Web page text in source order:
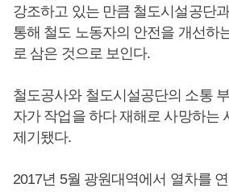
강조하고 있는 만큼 철도시설공단
통해 철도 노동자의 안전을 개선하
로 삼은 것으로 보인다.
철도공사와 철도시설공단의 소통
자가 작업을 하다 재해로 사망하는
제기됐다.
2017년 5월 광원대역에서 열차를